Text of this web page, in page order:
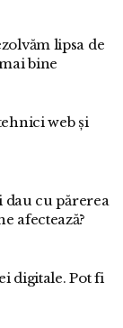
lipsa de
bine
web și
dau cu părerea
afectează?
digitale. Pot fi